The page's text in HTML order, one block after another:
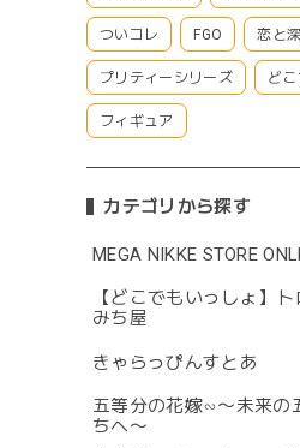
ついコレ FGO 恋と
プリティーシリーズ ど
フィギュア
カテゴリから探す
MEGA NIKKE STORE
【どこでもいっしょ】ト
みち屋
きゃらっぴんすとあ
五等分の花嫁∽〜未来の
ちへ〜